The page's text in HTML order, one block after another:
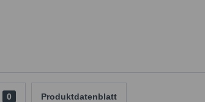
0 Produktdatenblatt